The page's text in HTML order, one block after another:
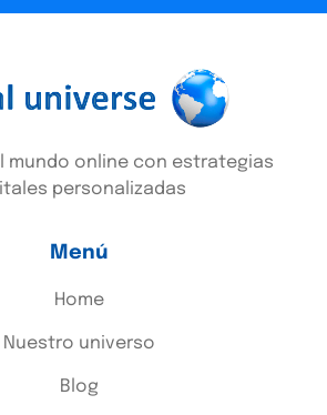
mundo online con estrategias
personalizadas
Menú
Home
Nuestro universo
Blog